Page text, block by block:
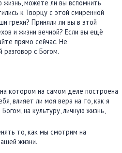
жизнь, можете ли вы вспомнить
к Творцу с этой смиренной
грехи? Приняли ли вы в этой
и жизни вечной? Если вы ещё
прямо сейчас. Не
с Богом.
котором на самом деле построена
влияет ли моя вера на то, как я
на культуру, личную жизнь,
то, как мы смотрим на
жизни.